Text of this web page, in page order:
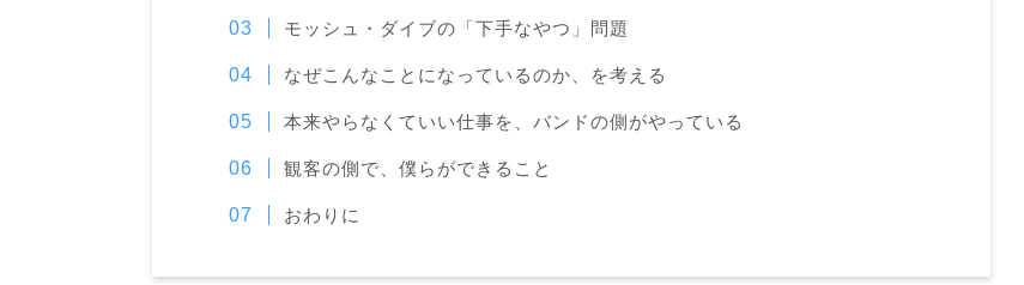
モッシュ・ダイブの「下手なやつ」問題
なぜこんなことになっているのか、を考える
本来やらなくていい仕事を、バンドの側がやっている
観客の側で、僕らができること
おわりに